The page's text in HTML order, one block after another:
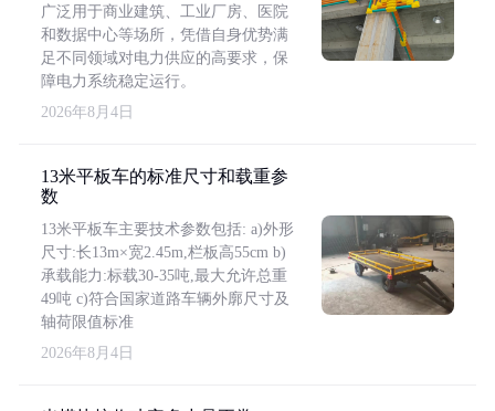
广泛用于商业建筑、工业厂房、医院
和数据中心等场所，凭借自身优势满
足不同领域对电力供应的高要求，保
障电力系统稳定运行。
2026年8月4日
13米平板车的标准尺寸和载重参
数
13米平板车主要技术参数包括: a)外形
尺寸:长13m×宽2.45m,栏板高55cm b)
承载能力:标载30-35吨,最大允许总重
49吨 c)符合国家道路车辆外廓尺寸及
轴荷限值标准
2026年8月4日